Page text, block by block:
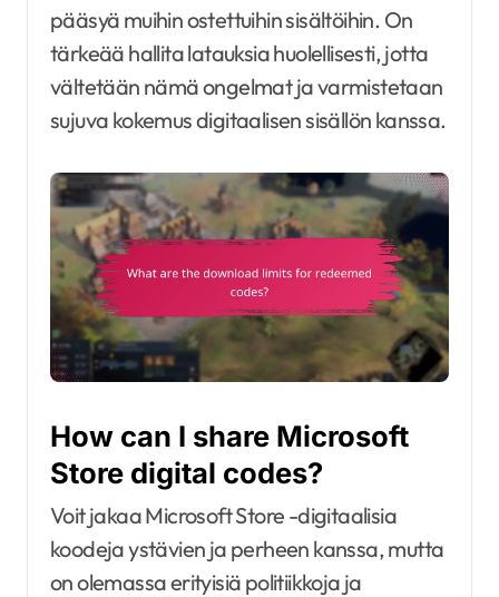
pääsyä muihin ostettuihin sisältöihin. On
tärkeää hallita latauksia huolellisesti, jotta
vältetään nämä ongelmat ja varmistetaan
sujuva kokemus digitaalisen sisällön kanssa.
How can I share Microsoft
Store digital codes?
Voit jakaa Microsoft Store -digitaalisia
koodeja ystävien ja perheen kanssa, mutta
on olemassa erityisiä politiikkoja ja